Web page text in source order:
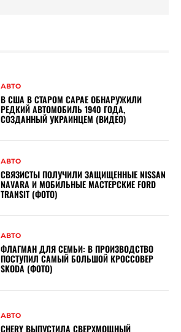
АВТО
В США В СТАРОМ САРАЕ ОБНАРУЖИЛИ
РЕДКИЙ АВТОМОБИЛЬ 1940 ГОДА,
СОЗДАННЫЙ УКРАИНЦЕМ (ВИДЕО)
АВТО
СВЯЗИСТЫ ПОЛУЧИЛИ ЗАЩИЩЕННЫЕ NISSAN
NAVARA И МОБИЛЬНЫЕ МАСТЕРСКИЕ FORD
TRANSIT (ФОТО)
АВТО
ФЛАГМАН ДЛЯ СЕМЬИ: В ПРОИЗВОДСТВО
ПОСТУПИЛ САМЫЙ БОЛЬШОЙ КРОССОВЕР
SKODA (ФОТО)
АВТО
CHERY ВЫПУСТИЛА СВЕРХМОЩНЫЙ